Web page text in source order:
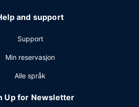
and support
Support
Min reservasjon
Alle språk
Up for Newsletter